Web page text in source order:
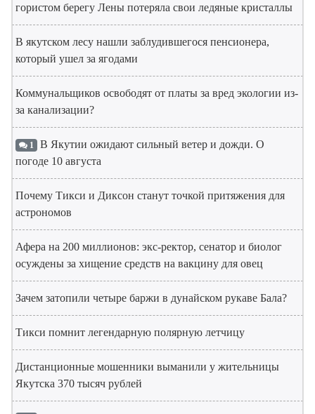
гористом берегу Лены потеряла свои ледяные кристаллы
В якутском лесу нашли заблудившегося пенсионера,
который ушел за ягодами
Коммунальщиков освободят от платы за вред экологии из-
за канализации?
1 В Якутии ожидают сильный ветер и дожди. О
погоде 10 августа
Почему Тикси и Диксон станут точкой притяжения для
астрономов
Афера на 200 миллионов: экс-ректор, сенатор и биолог
осуждены за хищение средств на вакцину для овец
Зачем затопили четыре баржи в дунайском рукаве Бала?
Тикси помнит легендарную полярную летчицу
Дистанционные мошенники выманили у жительницы
Якутска 370 тысяч рублей